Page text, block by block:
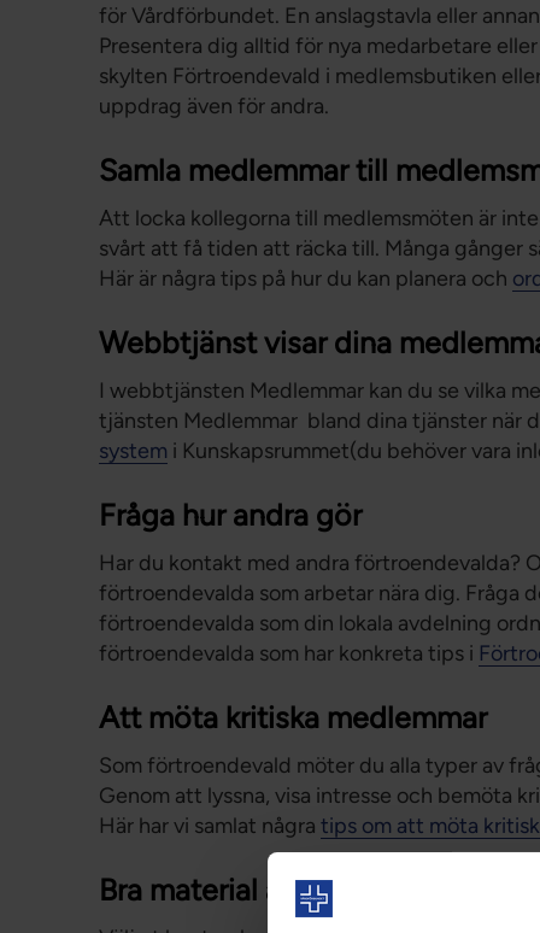
för Vårdförbundet. En anslagstavla eller
Presentera dig alltid för nya medarbetare
skylten Förtroendevald i medlemsbutiken
uppdrag även för andra.
Samla medlemmar till
Att locka kollegorna till medlemsmöten är
svårt att få tiden att räcka till. Många gånger
Här är några tips på hur du kan planera och
Webbtjänst visar dina
I webbtjänsten Medlemmar kan du se vilka
tjänsten Medlemmar bland dina tjänster när
system i Kunskapsrummet(du behöver vara
Fråga hur andra gör
Har du kontakt med andra förtroendevalda?
förtroendevalda som arbetar nära dig. Fråga
förtroendevalda som din lokala avdelning
förtroendevalda som har konkreta tips i
Att möta kritiska medlemmar
Som förtroendevald möter du alla typer av
Genom att lyssna, visa intresse och bemöta
Här har vi samlat några tips om att möta
Bra material att ha till hands